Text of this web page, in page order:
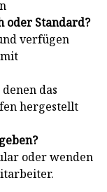
oder Standard?
verfügen
das
hergestellt
oder wenden